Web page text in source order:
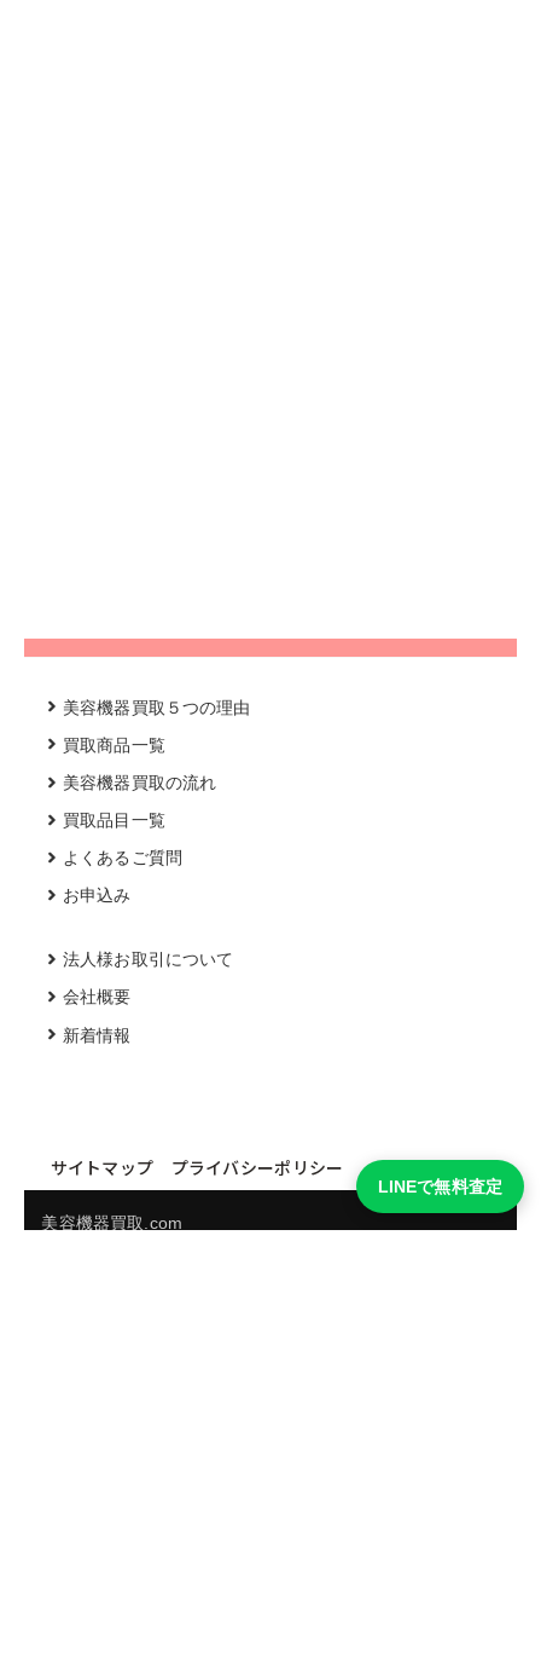
美容機器買取５つの理由
買取商品一覧
美容機器買取の流れ
買取品目一覧
よくあるご質問
お申込み
法人様お取引について
会社概要
新着情報
サイトマップ プライバシーポリシー
美容機器買取.com
LINEで無料査定